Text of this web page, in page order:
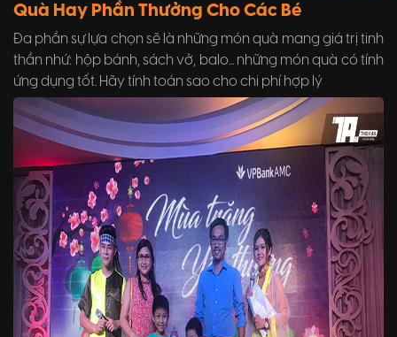
Quà Hay Phần Thưởng Cho Các Bé
Đa phần sự lựa chọn sẽ là những món quà mang giá trị tinh
thần nhứ: hộp bánh, sách vở, balo... những món quà có tính
ứng dụng tốt. Hãy tính toán sao cho chi phí hợp lý